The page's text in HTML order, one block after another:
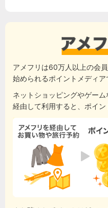
アメフリは60万人以上の会
始められるポイントメディア
ネットショッピングやゲー
経由して利用すると、ポイン